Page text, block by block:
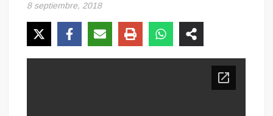
8 septiembre, 2018